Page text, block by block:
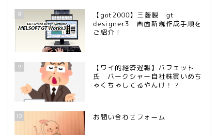
8
【got2000】三菱製 gt
designer3 画面新規作成手順を
ご紹介！
9
【ワイ的経済遅報】バフェット
氏 バークシャー自社株買いめち
ゃくちゃしてるやんけ！？
10 お問い合わせフォーム